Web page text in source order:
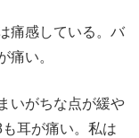
痛感している。バ
痛い。
いがちな点が緩や
耳が痛い。私は